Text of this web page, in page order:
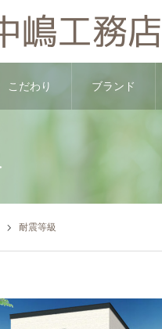
こだわり ブランド
耐震等級